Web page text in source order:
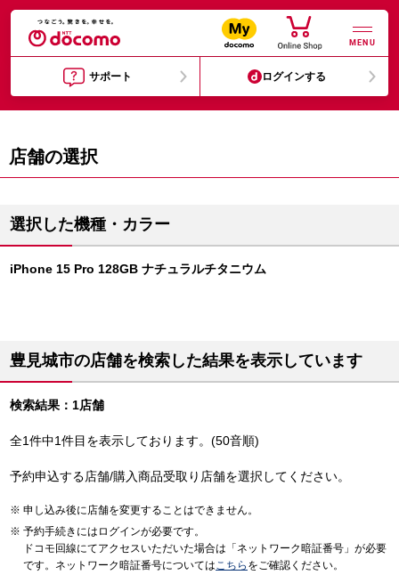
MENU
サポート ログインする
店舗の選択
選択した機種・カラー
iPhone 15 Pro 128GB ナチュラルチタニウム
豊見城市の店舗を検索した結果を表示しています
検索結果：1店舗
全1件中1件目を表示しております。(50音順)
予約申込する店舗/購入商品受取り店舗を選択してください。
申し込み後に店舗を変更することはできません。
予約手続きにはログインが必要です。
ドコモ回線にてアクセスいただいた場合は「ネットワーク暗証番号」が必要
です。ネットワーク暗証番号についてはこちら をご確認ください。